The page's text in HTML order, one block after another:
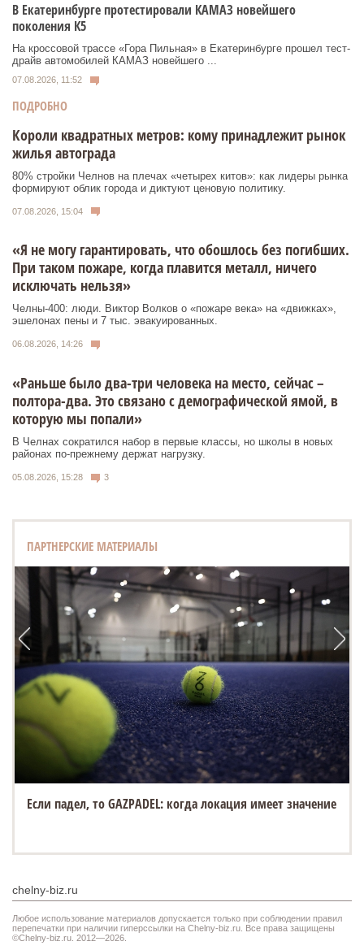
В Екатеринбурге протестировали КАМАЗ новейшего
поколения К5
На кроссовой трассе «Гора Пильная» в Екатеринбурге прошел тест-
драйв автомобилей КАМАЗ новейшего ...
07.08.2026, 11:52
ПОДРОБНО
Короли квадратных метров: кому принадлежит рынок
жилья автограда
80% стройки Челнов на плечах «четырех китов»: как лидеры рынка
формируют облик города и диктуют ценовую политику.
07.08.2026, 15:04
«Я не могу гарантировать, что обошлось без погибших.
При таком пожаре, когда плавится металл, ничего
исключать нельзя»
Челны-400: люди. Виктор Волков о «пожаре века» на «движках»,
эшелонах пены и 7 тыс. эвакуированных.
06.08.2026, 14:26
«Раньше было два-три человека на место, сейчас –
полтора-два. Это связано с демографической ямой, в
которую мы попали»
В Челнах сократился набор в первые классы, но школы в новых
районах по-прежнему держат нагрузку.
05.08.2026, 15:28 3
ПАРТНЕРСКИЕ МАТЕРИАЛЫ
Если падел, то GAZPADEL: когда локация имеет значение
chelny-biz.ru
Любое использование материалов допускается только при соблюдении правил
перепечатки при наличии гиперссылки на Chelny-biz.ru. Все права защищены
©Chelny-biz.ru. 2012—2026.